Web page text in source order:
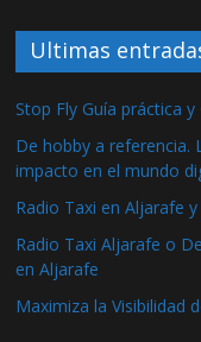
Ultimas
Stop Fly Guía práctica
De hobby a referencia.
impacto en el mundo
Radio Taxi en Aljarafe
Radio Taxi Aljarafe o
en Aljarafe
Maximiza la Visibilidad